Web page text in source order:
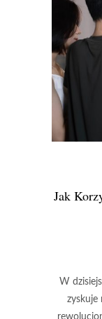
Jak
W
zyskuje